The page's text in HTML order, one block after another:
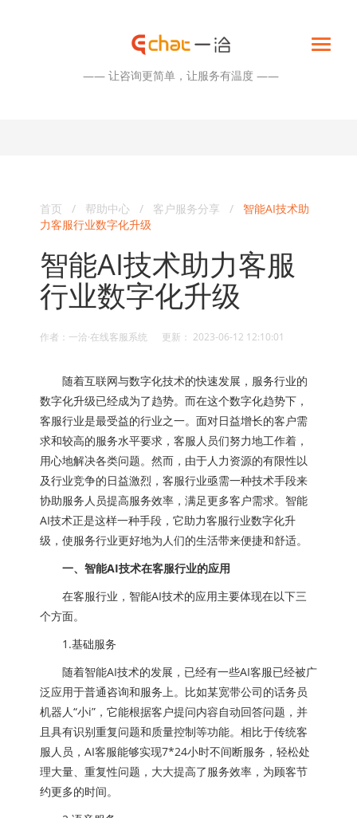
—— 让咨询更简单，让服务有温度 ——
首页 / 帮助中心 / 客户服务分享 / 智能AI技术助
力客服行业数字化升级
智能AI技术助力客服
行业数字化升级
作者：一洽·在线客服系统 更新： 2023-06-12 12:10:01
随着互联网与数字化技术的快速发展，服务行业的
数字化升级已经成为了趋势。而在这个数字化趋势下，
客服行业是最受益的行业之一。面对日益增长的客户需
求和较高的服务水平要求，客服人员们努力地工作着，
用心地解决各类问题。然而，由于人力资源的有限性以
及行业竞争的日益激烈，客服行业亟需一种技术手段来
协助服务人员提高服务效率，满足更多客户需求。智能
AI技术正是这样一种手段，它助力客服行业数字化升
级，使服务行业更好地为人们的生活带来便捷和舒适。
一、智能AI技术在客服行业的应用
在客服行业，智能AI技术的应用主要体现在以下三
个方面。
1.基础服务
随着智能AI技术的发展，已经有一些AI客服已经被广
泛应用于普通咨询和服务上。比如某宽带公司的话务员
机器人“小i”，它能根据客户提问内容自动回答问题，并
且具有识别重复问题和质量控制等功能。相比于传统客
服人员，AI客服能够实现7*24小时不间断服务，轻松处
理大量、重复性问题，大大提高了服务效率，为顾客节
约更多的时间。